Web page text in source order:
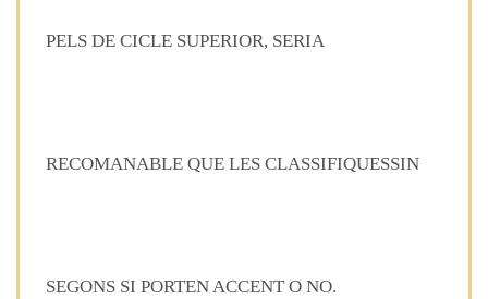
PELS DE CICLE SUPERIOR, SERIA
RECOMANABLE QUE LES CLASSIFIQUESSIN
SEGONS SI PORTEN ACCENT O NO.